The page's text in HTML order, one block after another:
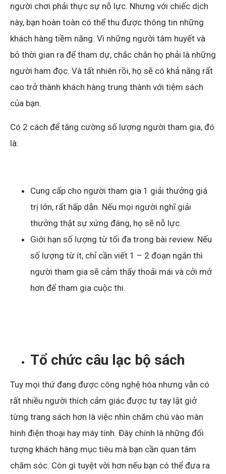
người chơi phải thực sự nỗ lực. Nhưng với chiếc dịch
này, bạn hoàn toàn có thể thu được thông tin những
khách hàng tiềm năng. Vì những người tâm huyết và
bỏ thời gian ra để tham dự, chắc chắn họ phải là những
người ham đọc. Và tất nhiên rồi, họ sẽ có khả năng rất
cao trở thành khách hàng trung thành với tiệm sách
của bạn.
Có 2 cách để tăng cường số lượng người tham gia, đó
là:
Cung cấp cho người tham gia 1 giải thưởng giá
trị lớn, rất hấp dẫn. Nếu mọi người nghĩ giải
thưởng thật sự xứng đáng, họ sẽ nỗ lực.
Giới hạn số lượng từ tối đa trong bài review. Nếu
số lượng từ ít, chỉ cần viết 1 – 2 đoạn ngắn thì
người tham gia sẽ cảm thấy thoải mái và cởi mở
hơn để tham gia cuộc thi.
Tổ chức câu lạc bộ sách
Tuy mọi thứ đang được công nghệ hóa nhưng vẫn có
rất nhiều người thích cảm giác được tự tay lật giở
từng trang sách hơn là việc nhìn chăm chú vào màn
hình điện thoại hay máy tính. Đây chính là những đối
tượng khách hàng mục tiêu mà bạn cần quan tâm
chăm sóc. Còn gì tuyệt vời hơn nếu bạn có thể đưa ra